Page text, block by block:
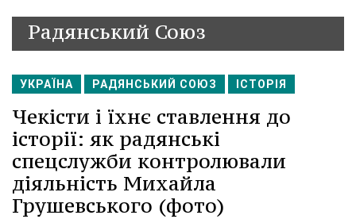
Радянський Союз
УКРАЇНА РАДЯНСЬКИЙ СОЮЗ ІСТОРІЯ
Чекісти і їхнє ставлення до
історії: як радянські
спецслужби контролювали
діяльність Михайла
Грушевського (фото)